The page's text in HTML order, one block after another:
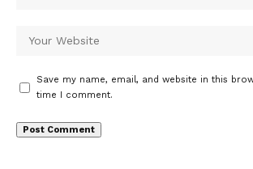
Save my name, email, and website in this
time I comment.